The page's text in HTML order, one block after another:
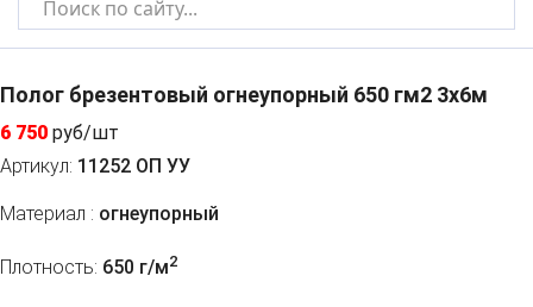
Полог брезентовый огнеупорный 650 гм2 3x6м
6 750 руб/шт
Артикул: 11252 ОП УУ
Материал : огнеупорный
Плотность: 650 г/м2